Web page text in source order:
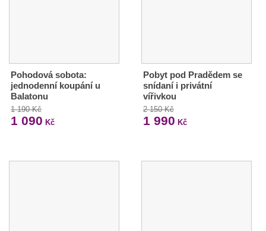
Pohodová sobota:
jednodenní koupání u
Balatonu
1 190 Kč
1 090 Kč
Pobyt pod Pradědem se
snídaní i privátní
vířivkou
2 150 Kč
1 990 Kč